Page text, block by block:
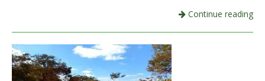
Continue reading